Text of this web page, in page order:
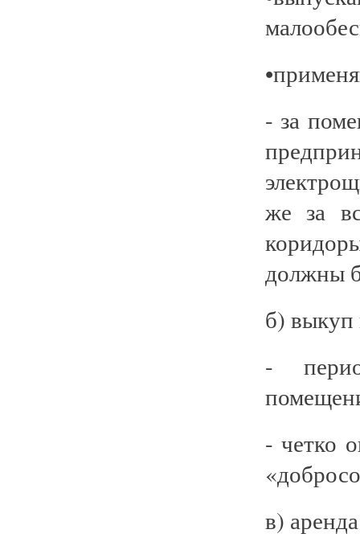
- за
же за
должны
б)
-
- четко
в)